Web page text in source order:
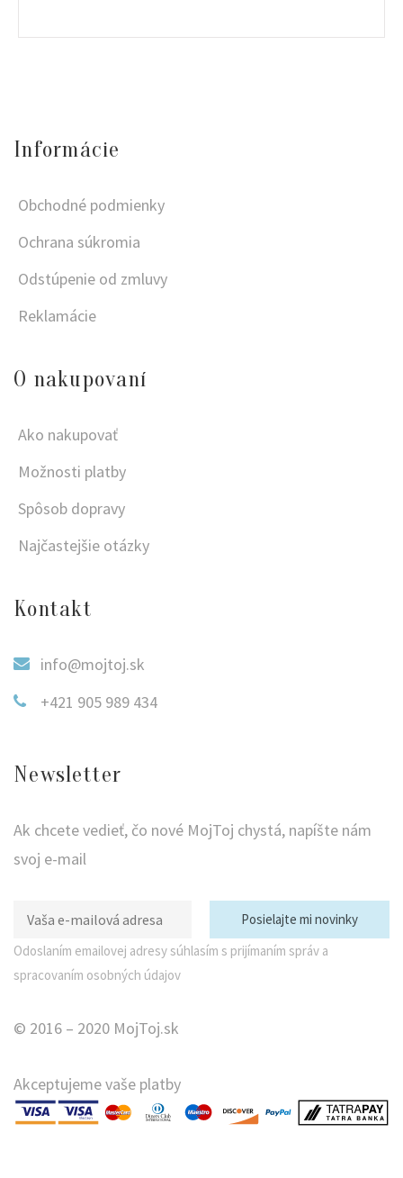
Informácie
Obchodné podmienky
Ochrana súkromia
Odstúpenie od zmluvy
Reklamácie
O nakupovaní
Ako nakupovať
Možnosti platby
Spôsob dopravy
Najčastejšie otázky
Kontakt
info@mojtoj.sk
+421 905 989 434
Newsletter
Ak chcete vedieť, čo nové MojToj chystá, napíšte nám
svoj e-mail
Odoslaním emailovej adresy súhlasím s prijímaním správ a
spracovaním osobných údajov
© 2016 – 2020 MojToj.sk
Akceptujeme vaše platby